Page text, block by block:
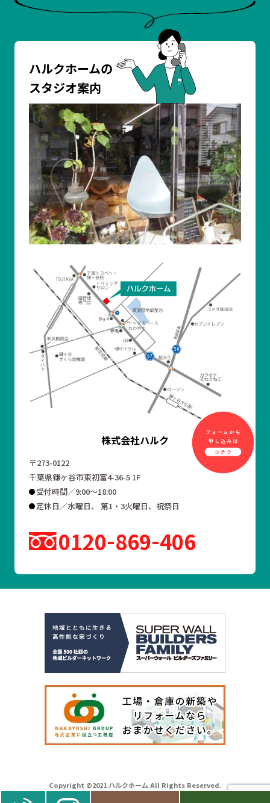
ハルクホームの
スタジオ案内
株式会社ハルク
〒273-0122
千葉県鎌ヶ谷市東初富4-36-5 1F
受付時間／9:00～18:00
定休日／水曜日、 第1・3火曜日、祝祭日
0120 869 406
Copyright ©2021 ハルクホーム All Rights Reserved.